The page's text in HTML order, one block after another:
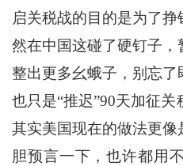
启关税战的目的是为了
然在中国这碰了硬钉子
整出更多幺蛾子，别忘
也只是“推迟”90天加征
其实美国现在的做法更
胆预言一下，也许都用